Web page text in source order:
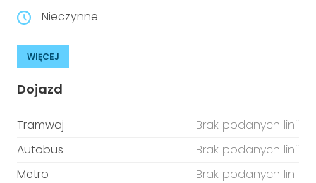
Nieczynne
WIĘCEJ
Dojazd
Tramwaj
Brak podanych linii
Autobus
Brak podanych linii
Metro
Brak podanych linii